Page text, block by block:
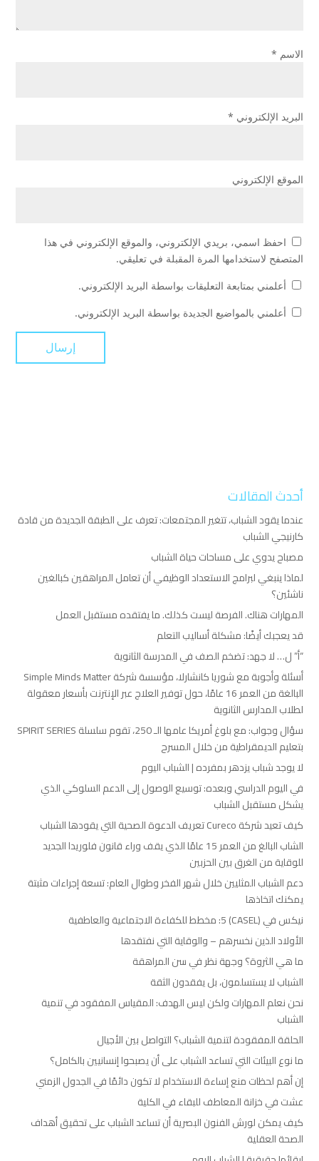
الاسم *
البريد الإلكتروني *
الموقع الإلكتروني
احفظ اسمي، بريدي الإلكتروني، والموقع الإلكتروني في هذا
المتصفح لاستخدامها المرة المقبلة في تعليقي.
أعلمني بمتابعة التعليقات بواسطة البريد الإلكتروني.
أعلمني بالمواضيع الجديدة بواسطة البريد الإلكتروني.
أحدث المقالات
عندما يقود الشباب، تتغير المجتمعات: تعرف على الطبقة الجديدة من قادة
كارنيجي الشباب
مصباح يدوي على مساحات حياة الشباب
لماذا ينبغي لبرامج الاستعداد الوظيفي أن تعامل المراهقين كبالغين
ناشئين؟
المهارات هناك. الفرصة ليست كذلك. ما يفتقده مستقبل العمل
قد يعجبك أيضًا: مشكلة أساليب التعلم
“أ” ل… لا جهد: تضخم الصف في المدرسة الثانوية
أسئلة وأجوبة مع شوريا كانشارلا، مؤسسة شركة Simple Minds Matter
البالغة من العمر 16 عامًا، حول توفير العلاج عبر الإنترنت بأسعار معقولة
لطلاب المدارس الثانوية
سؤال وجواب: مع بلوغ أمريكا عامها الـ 250، تقوم سلسلة SPIRIT SERIES
بتعليم الديمقراطية من خلال المسرح
لا يوجد شباب يزدهر بمفرده | الشباب اليوم
في اليوم الدراسي وبعده: توسيع الوصول إلى الدعم السلوكي الذي
يشكل مستقبل الشباب
كيف تعيد شركة Cureco تعريف الدعوة الصحية التي يقودها الشباب
الشاب البالغ من العمر 15 عامًا الذي يقف وراء قانون فلوريدا الجديد
للوقاية من الغرق بين الحزبين
دعم الشباب المثليين خلال شهر الفخر وطوال العام: تسعة إجراءات مثبتة
يمكنك اتخاذها
نيكس في (CASEL) 5: مخطط للكفاءة الاجتماعية والعاطفية
الأولاد الذين نخسرهم – والوقاية التي نفتقدها
ما هي الثروة؟ وجهة نظر في سن المراهقة
الشباب لا يستسلمون، بل يفقدون الثقة
نحن نعلم المهارات ولكن ليس الهدف: المقياس المفقود في تنمية
الشباب
الحلقة المفقودة لتنمية الشباب؟ التواصل بين الأجيال
ما نوع البيئات التي تساعد الشباب على أن يصبحوا إنسانيين بالكامل؟
إن أهم لحظات منع إساءة الاستخدام لا تكون دائمًا في الجدول الزمني
عشت في خزانة المعاطف للبقاء في الكلية
كيف يمكن لورش الفنون البصرية أن تساعد الشباب على تحقيق أهداف
الصحة العقلية